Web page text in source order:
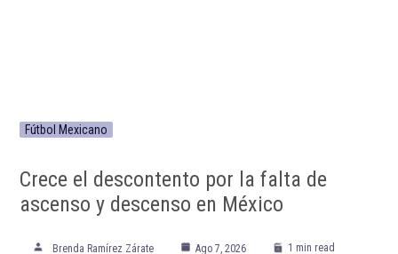
Fútbol Mexicano
Crece el descontento por la falta de
ascenso y descenso en México
Brenda Ramírez Zárate Ago 7, 2026 1 min read